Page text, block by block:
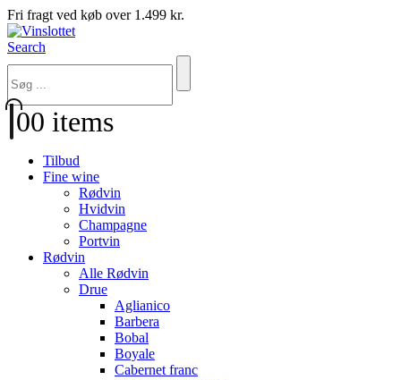
Fri fragt ved køb over 1.499 kr.
Search
00 items
Tilbud
Fine wine
Rødvin
Hvidvin
Champagne
Portvin
Rødvin
Alle Rødvin
Drue
Aglianico
Barbera
Bobal
Boyale
Cabernet franc